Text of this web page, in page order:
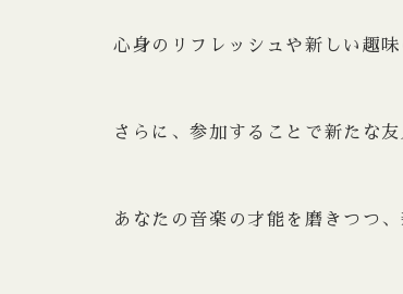
心身のリフレッシュや新しい趣味
さらに、参加することで新たな
あなたの音楽の才能を磨きつつ